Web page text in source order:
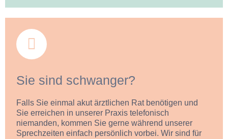
Sie sind schwanger?
Falls Sie einmal akut ärztlichen Rat benötigen und
Sie erreichen in unserer Praxis telefonisch
niemanden, kommen Sie gerne während unserer
Sprechzeiten einfach persönlich vorbei. Wir sind für